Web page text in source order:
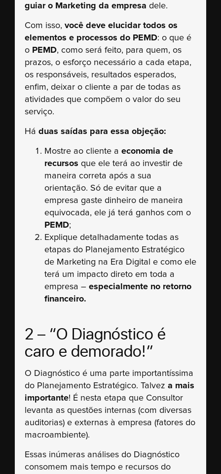
guiar o Marketing da empresa dele.
Com isso, você deve elucidar todos os
elementos e processos do PEMD: o que é
o PEMD, como será feito, para quem, os
prazos, o esforço necessário a cada etapa,
os responsáveis, resultados esperados,
enfim, deixar o cliente a par de todas as
atividades que compõem o valor do seu
serviço.
Há duas saídas para essa objeção:
Mostre ao cliente a economia de
recursos que ele terá ao investir de
maneira correta após a sua
orientação. Só de evitar que a
empresa gaste dinheiro de maneira
equivocada, ele já terá ganhos com o
PEMD;
Explique detalhadamente todas as
etapas do Planejamento Estratégico
de Marketing na Era Digital e como ele
terá um impacto direto em toda a
empresa – especialmente no retorno
financeiro.
2 – “O Diagnóstico é
caro e demorado!”
O Diagnóstico é uma parte importantíssima
do Planejamento Estratégico. Talvez a mais
importante! É nesta etapa que Consultor
levanta as questões internas (com diversas
auditorias) e externas à empresa (fatores do
macroambiente).
Essas inúmeras análises do Diagnóstico
consomem mais tempo e recursos do